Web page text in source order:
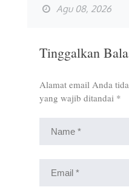
Agu 08, 2026
Tinggalkan
Alamat email Anda
yang wajib ditandai *